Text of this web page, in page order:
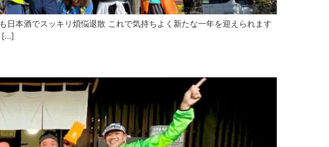
本酒でスッキリ煩悩退散 これで気持ちよく新たな一年を迎えられます
[…]